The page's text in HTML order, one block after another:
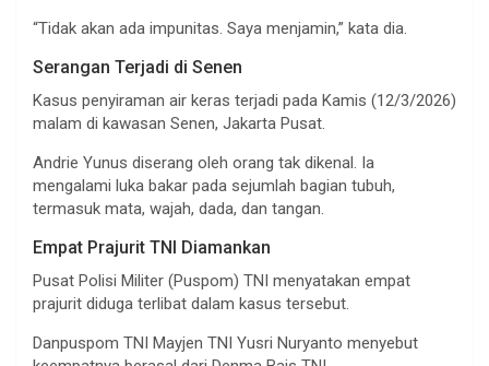
“Tidak akan ada impunitas. Saya menjamin,” kata dia.
Serangan Terjadi di Senen
Kasus penyiraman air keras terjadi pada Kamis (12/3/2026)
malam di kawasan Senen, Jakarta Pusat.
Andrie Yunus diserang oleh orang tak dikenal. Ia
mengalami luka bakar pada sejumlah bagian tubuh,
termasuk mata, wajah, dada, dan tangan.
Empat Prajurit TNI Diamankan
Pusat Polisi Militer (Puspom) TNI menyatakan empat
prajurit diduga terlibat dalam kasus tersebut.
Danpuspom TNI Mayjen TNI Yusri Nuryanto menyebut